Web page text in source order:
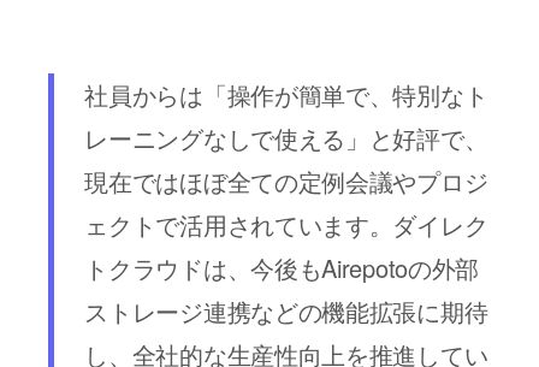
社員からは「操作が簡単で、特別なト
レーニングなしで使える」と好評で、
現在ではほぼ全ての定例会議やプロジ
ェクトで活用されています。ダイレク
トクラウドは、今後もAirepotoの外部
ストレージ連携などの機能拡張に期待
し、全社的な生産性向上を推進してい